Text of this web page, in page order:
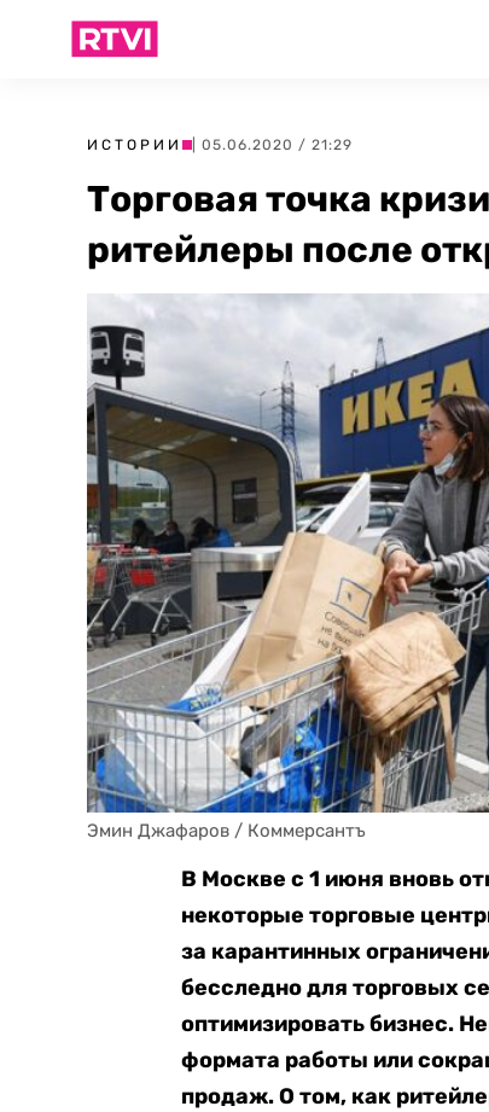
ИСТОРИИ | 05.06.2020 / 21:29
Торговая точка
ритейлеры после
Эмин Джафаров / Коммерсантъ
В Москве с 1 июня вновь
некоторые торговые
за карантинных
бесследно для торговых
оптимизировать бизнес.
формата работы или
продаж. О том, как